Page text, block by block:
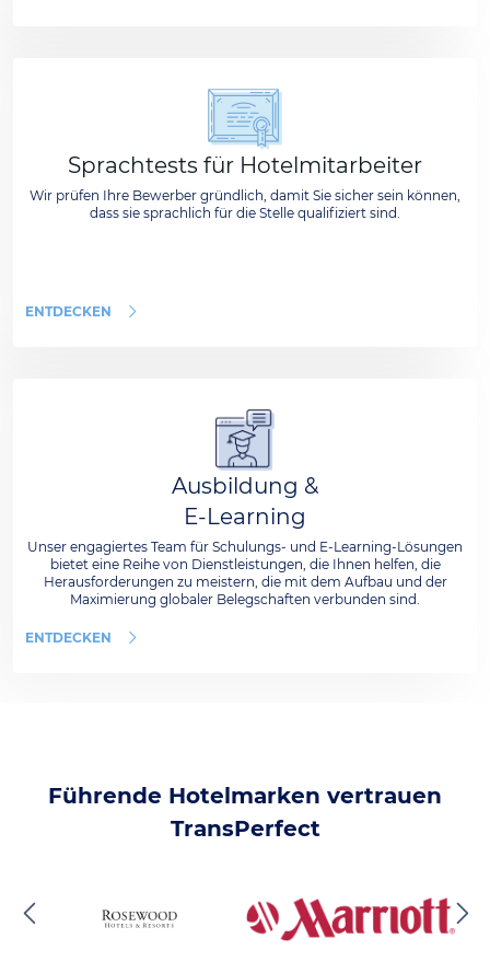
Sprachtests für Hotelmitarbeiter
Wir prüfen Ihre Bewerber gründlich, damit Sie sicher sein können,
dass sie sprachlich für die Stelle qualifiziert sind.
ENTDECKEN
Ausbildung &
E-Learning
Unser engagiertes Team für Schulungs- und E-Learning-Lösungen
bietet eine Reihe von Dienstleistungen, die Ihnen helfen, die
Herausforderungen zu meistern, die mit dem Aufbau und der
Maximierung globaler Belegschaften verbunden sind.
ENTDECKEN
Führende Hotelmarken vertrauen
TransPerfect